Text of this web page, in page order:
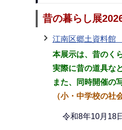
昔の暮らし展
江南区郷土資料
本展示は、昔のく
実際に昔の道具な
また、同時開催の
（小・中学校の社
令和8年10月18